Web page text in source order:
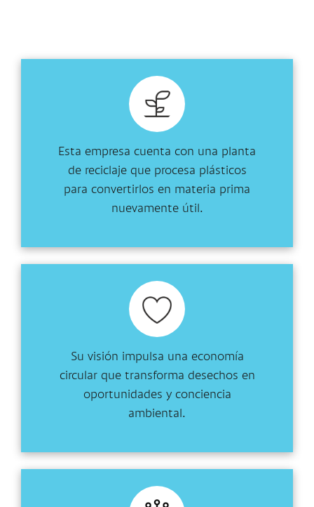
Esta empresa cuenta con una planta
de reciclaje que procesa plásticos
para convertirlos en materia prima
nuevamente útil.
Su visión impulsa una economía
circular que transforma desechos en
oportunidades y conciencia
ambiental.